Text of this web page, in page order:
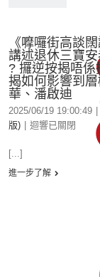
《嚤囉街高談
講述退休三寶
? 攞逆按揭唔
揭如何影響到
華、潘啟迪
2025/06/19 19:00:49
版)
迴響已關閉
[...]
進一步了解